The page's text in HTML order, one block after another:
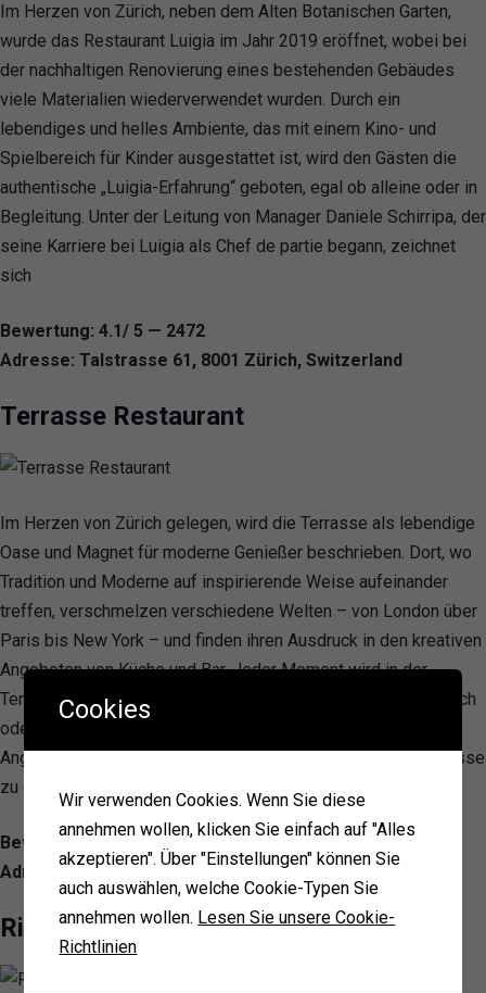
Im Herzen von Zürich, neben dem Alten Botanischen Garten,
wurde das Restaurant Luigia im Jahr 2019 eröffnet, wobei bei
der nachhaltigen Renovierung eines bestehenden Gebäudes
viele Materialien wiederverwendet wurden. Durch ein
lebendiges und helles Ambiente, das mit einem Kino- und
Spielbereich für Kinder ausgestattet ist, wird den Gästen die
authentische „Luigia-Erfahrung“ geboten, egal ob alleine oder in
Begleitung. Unter der Leitung von Manager Daniele Schirripa, der
seine Karriere bei Luigia als Chef de partie begann, zeichnet
sich
Bewertung: 4.1/ 5 — 2472
Adresse: Talstrasse 61, 8001 Zürich, Switzerland
Terrasse Restaurant
Im Herzen von Zürich gelegen, wird die Terrasse als lebendige
Oase und Magnet für moderne Genießer beschrieben. Dort, wo
Tradition und Moderne auf inspirierende Weise aufeinander
treffen, verschmelzen verschiedene Welten – von London über
Paris bis New York – und finden ihren Ausdruck in den kreativen
Angeboten von Küche und Bar. Jeder Moment wird in der
Terrasse zu einem Erlebnis, sei es beim morgendlichen Brunch
oder den spätabendlichen DJ Nights. Abgerundet wird das
Angebot durch eine Vielfalt an Veranstaltungen, die die Terrasse
zu einem einzigartigen Treffpunkt im Stad
Bewertung: 4.2/ 5 — 1919
Adresse: Limmatquai 3, 8001 Zürich, Switzerland
Riithalle
Cookies
Wir verwenden Cookies. Wenn Sie diese
annehmen wollen, klicken Sie einfach auf "Alles
akzeptieren". Über "Einstellungen" können Sie
auch auswählen, welche Cookie-Typen Sie
annehmen wollen. Lesen Sie unsere Cookie-
Richtlinien